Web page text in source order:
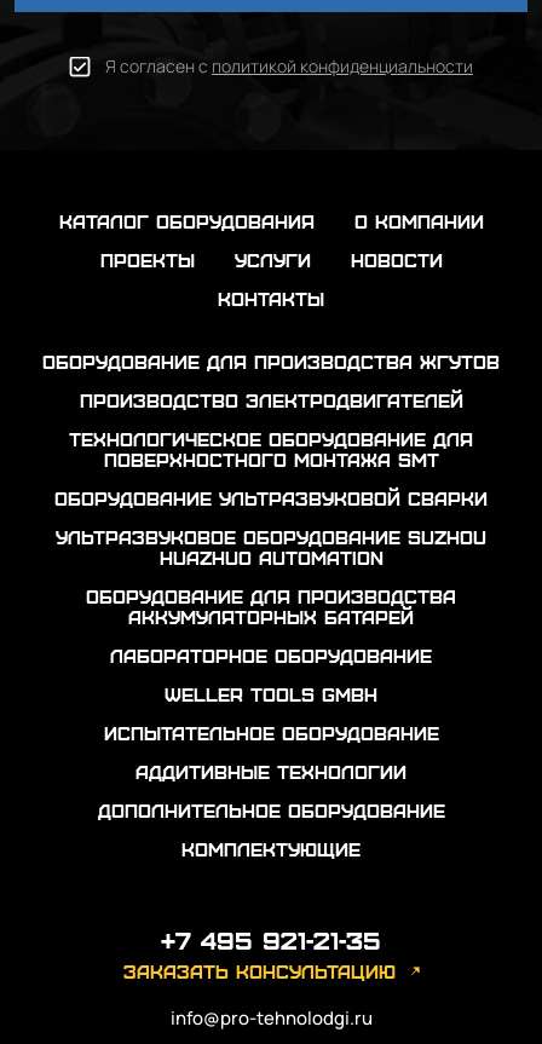
Я согласен с политикой конфиденциальности
каталог оборудования
о компании
проекты
услуги
новости
контакты
Оборудование для производства жгутов
Производство электродвигателей
Технологическое оборудование для
поверхностного монтажа SMT
Оборудование ультразвуковой сварки
Ультразвуковое оборудование Suzhou
Huazhuo automation
Оборудование для производства
аккумуляторных батарей
Лабораторное оборудование
Weller Tools GmbH
Испытательное оборудование
Аддитивные технологии
Дополнительное оборудование
Комплектующие
+7 495 921-21-35
заказать консультацию
info@pro-tehnolodgi.ru